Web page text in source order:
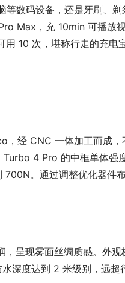
数码设备，还是牙刷、剃
Max，充 10min 可播放
10 次，堪称行走的充电宝
，经 CNC 一体加工而成，
Turbo 4 Pro 的中框单体强
700N。通过调整优化器件
，呈现雾面丝绸质感。外观
深度达到 2 米级别，远超